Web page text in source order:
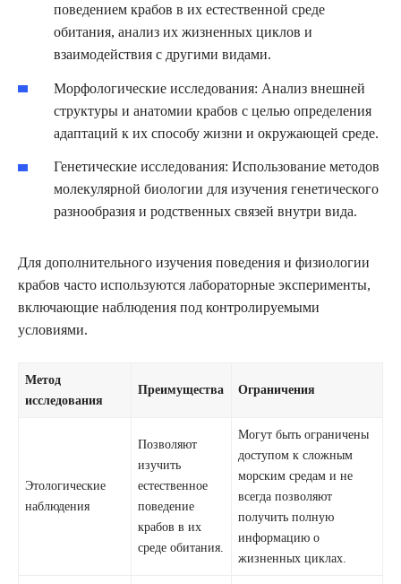
поведением крабов в их естественной среде
обитания, анализ их жизненных циклов и
взаимодействия с другими видами.
Морфологические исследования: Анализ внешней
структуры и анатомии крабов с целью определения
адаптаций к их способу жизни и окружающей среде.
Генетические исследования: Использование методов
молекулярной биологии для изучения генетического
разнообразия и родственных связей внутри вида.
Для дополнительного изучения поведения и физиологии
крабов часто используются лабораторные эксперименты,
включающие наблюдения под контролируемыми
условиями.
Метод
исследования
Преимущества Ограничения
Этологические
наблюдения
Позволяют
изучить
естественное
поведение
крабов в их
среде обитания.
Могут быть ограничены
доступом к сложным
морским средам и не
всегда позволяют
получить полную
информацию о
жизненных циклах.